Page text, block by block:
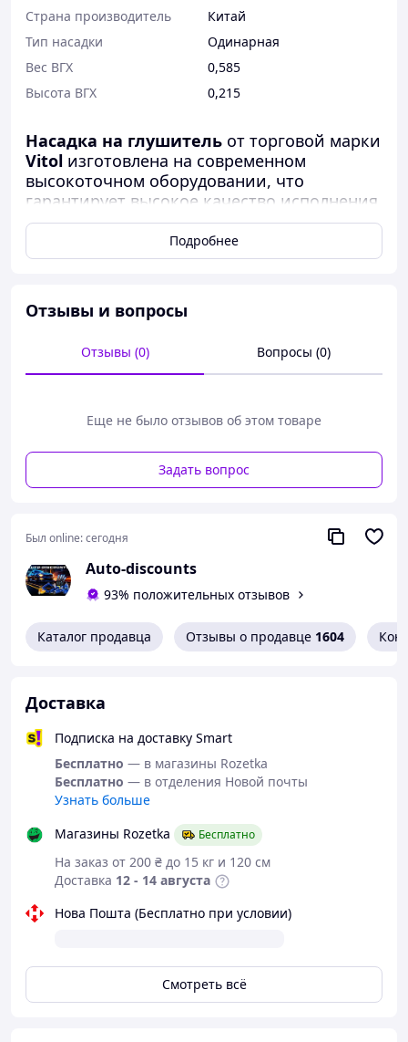
Страна производитель
Китай
Тип насадки
Одинарная
Вес ВГХ
0,585
Высота ВГХ
0,215
Насадка на глушитель от торговой марки
Vitol изготовлена на современном
высокоточном оборудовании, что
гарантирует высокое качество исполнения
изделия.
Диаметры насадок соответствуют самому
труб у глушителей легковых и грузовых
автомобилей.
Насадка на глушитель несет в себе два
свойства, первое это защита выхлопной
полностью, исключая контакт выхлопной
— это улучшение эстетического вида
автомобиля.
только в нашем интернет-магазине
по Украине.
Внимание! В наименовании первым параметром указан
крепежа (2,5-3,5 мм). При монтаже насадки с использованием
сварки разница в диаметрах выхлопной трубы и насадки должны
соответствовать характеристикам выбранного способа сварки.
Подробнее
Отзывы и вопросы
Отзывы (0) Вопросы (0)
Еще не было отзывов об этом товаре
Задать вопрос
Был online:сегодня
Auto-discounts
93% положительных отзывов
Каталог продавца Отзывы о продавце 1604
Доставка
Подписка на доставку Smart
Бесплатно — в магазины Rozetka
Бесплатно — в отделения Новой почты
Узнать больше
Магазины Rozetka
Бесплатно
На заказ от 200 ₴ до 15 кг и 120 см
Доставка 12 - 14 августа
Нова Пошта (Бесплатно при условии)
Смотреть всё